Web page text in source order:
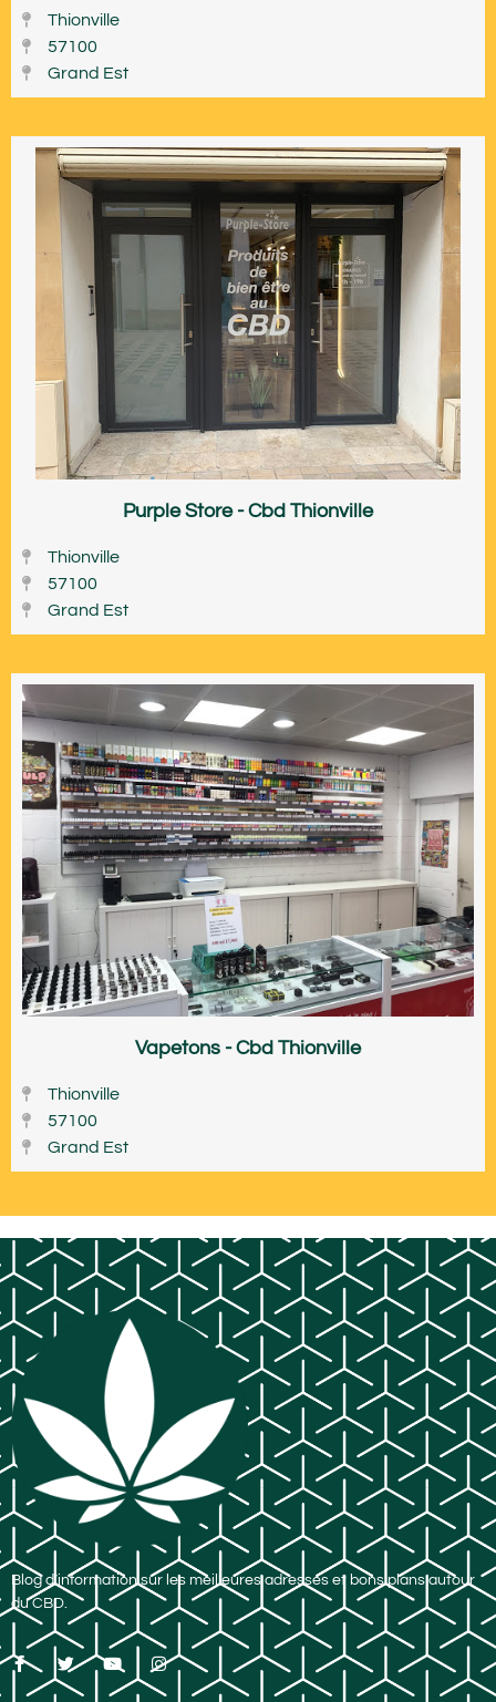
Thionville
57100
Grand Est
Purple Store - Cbd Thionville
Thionville
57100
Grand Est
Vapetons - Cbd Thionville
Thionville
57100
Grand Est
Blog d’information sur les meilleures adresses et bons plans autour
du CBD.